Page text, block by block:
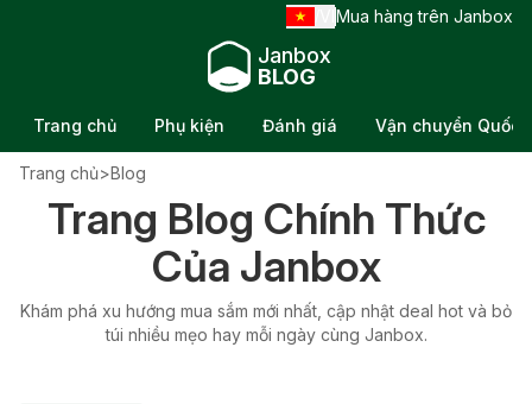
Mua hàng trên Janbox
Janbox
BLOG
Trang chủ Phụ kiện Đánh giá Vận chuyển Quốc
Trang chủ>Blog
Trang Blog Chính Thức
Của Janbox
Khám phá xu hướng mua sắm mới nhất, cập nhật deal hot và bỏ
túi nhiều mẹo hay mỗi ngày cùng Janbox.
Nghệ Thuật Cắm Hoa Ikebana Nhật Bản:
Tinh Hoa Của Triết Lý Phương Đông
Cập nhật: 23/5/26